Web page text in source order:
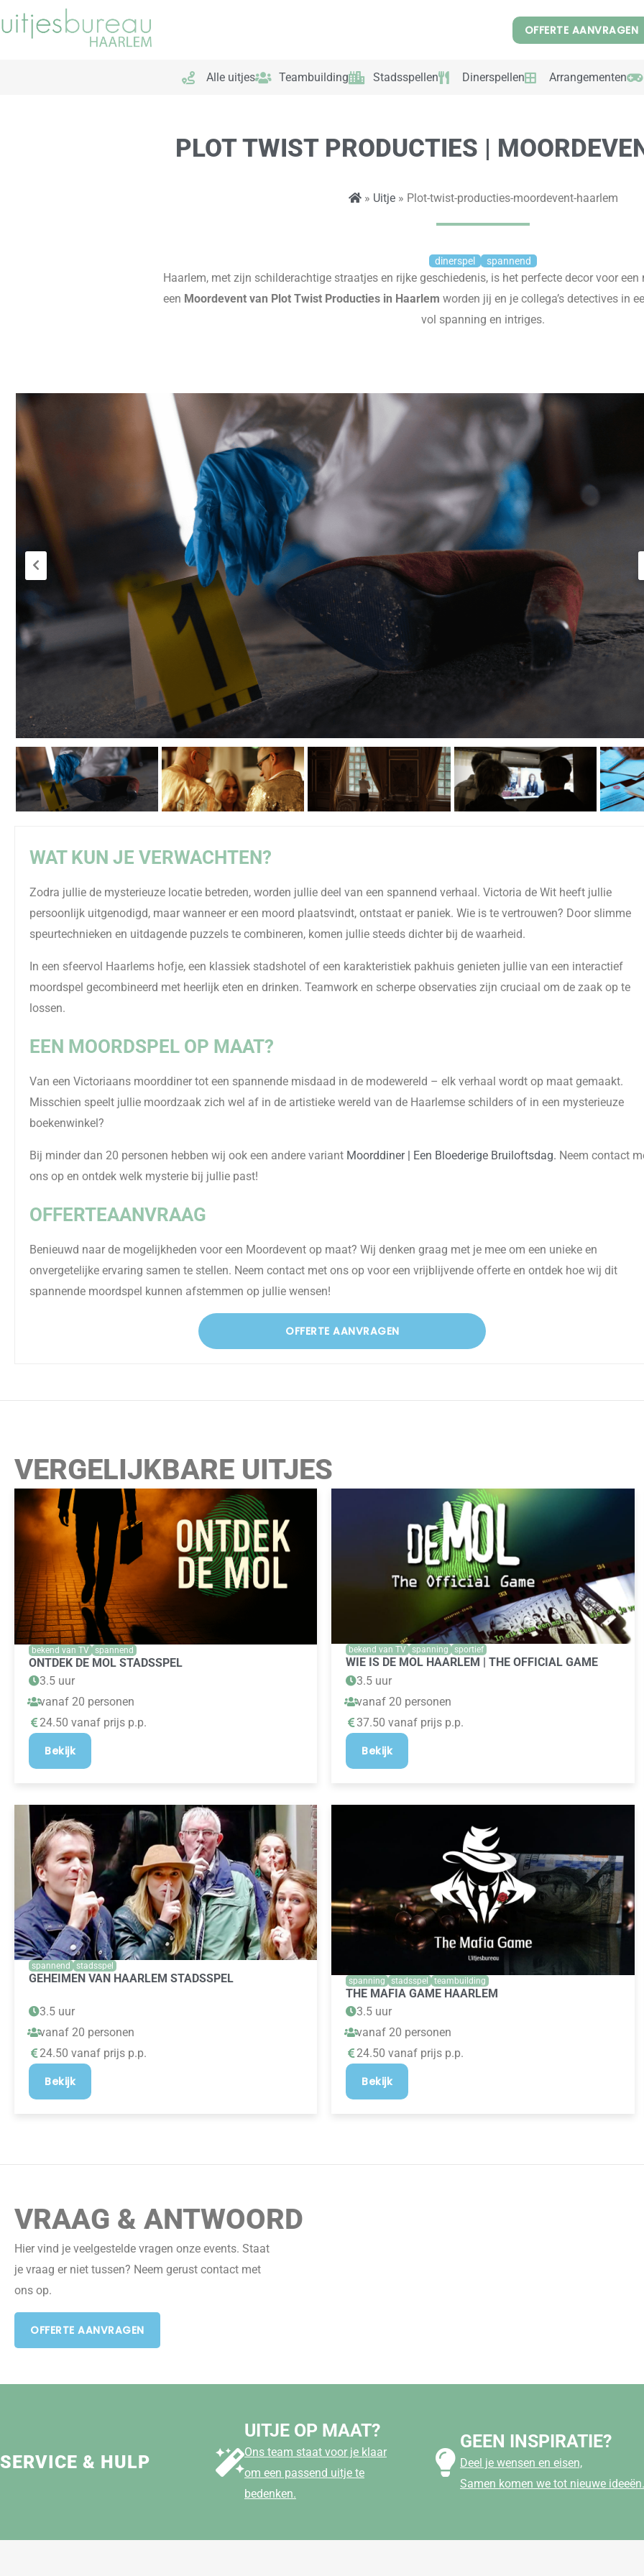
naar
OFFERTE AANVRAGEN
Alle uitjes Teambuilding Stadsspellen Dinerspellen Arrangementen
PLOT TWIST PRODUCTIES |
» Uitje» Plot-twist-producties-moordevent-haarlem
dinerspel spannend
Haarlem, met zijn schilderachtige straatjes en rijke geschiedenis, is het perfecte decor voor
een Moordevent van Plot Twist Producties in Haarlem worden jij en je collega’s detectives in
vol spanning en intriges.
WAT KUN JE VERWACHTEN?
Zodra jullie de mysterieuze locatie betreden, worden jullie deel van een spannend verhaal. Victoria de Wit heeft jullie
persoonlijk uitgenodigd, maar wanneer er een moord plaatsvindt, ontstaat er paniek. Wie is te vertrouwen? Door slimme
speurtechnieken en uitdagende puzzels te combineren, komen jullie steeds dichter bij de waarheid.
In een sfeervol Haarlems hofje, een klassiek stadshotel of een karakteristiek pakhuis genieten jullie van een interactief
moordspel gecombineerd met heerlijk eten en drinken. Teamwork en scherpe observaties zijn cruciaal om de zaak op te
lossen.
EEN MOORDSPEL OP MAAT?
Van een Victoriaans moorddiner tot een spannende misdaad in de modewereld – elk verhaal wordt op maat gemaakt.
Misschien speelt jullie moordzaak zich wel af in de artistieke wereld van de Haarlemse schilders of in een mysterieuze
boekenwinkel?
Bij minder dan 20 personen hebben wij ook een andere variant Moorddiner | Een Bloederige Bruiloftsdag. Neem contact
ons op en ontdek welk mysterie bij jullie past!
OFFERTEAANVRAAG
Benieuwd naar de mogelijkheden voor een Moordevent op maat? Wij denken graag met je mee om een unieke en
onvergetelijke ervaring samen te stellen. Neem contact met ons op voor een vrijblijvende offerte en ontdek hoe wij dit
spannende moordspel kunnen afstemmen op jullie wensen!
OFFERTE AANVRAGEN
VERGELIJKBARE UITJES
bekend van TV spannend
ONTDEK DE MOL STADSSPEL
3.5 uur
vanaf 20 personen
24.50 vanaf prijs p.p.
Bekijk
bekend van TV spanning sportief
WIE IS DE MOL HAARLEM | THE OFFICIAL GAME
3.5 uur
vanaf 20 personen
37.50 vanaf prijs p.p.
Bekijk
spannend stadsspel
GEHEIMEN VAN HAARLEM STADSSPEL
3.5 uur
vanaf 20 personen
24.50 vanaf prijs p.p.
Bekijk
spanning stadsspel teambuilding
THE MAFIA GAME HAARLEM
3.5 uur
vanaf 20 personen
24.50 vanaf prijs p.p.
Bekijk
VRAAG & ANTWOORD
Hier vind je veelgestelde vragen onze events. Staat
je vraag er niet tussen? Neem gerust contact met
ons op.
OFFERTE AANVRAGEN
SERVICE & HULP
UITJE OP MAAT?
Ons team staat voor je klaar
om een passend uitje te
bedenken.
GEEN INSPIRATIE?
Deel je wensen en eisen,
Samen komen we tot nieuwe ideeën.